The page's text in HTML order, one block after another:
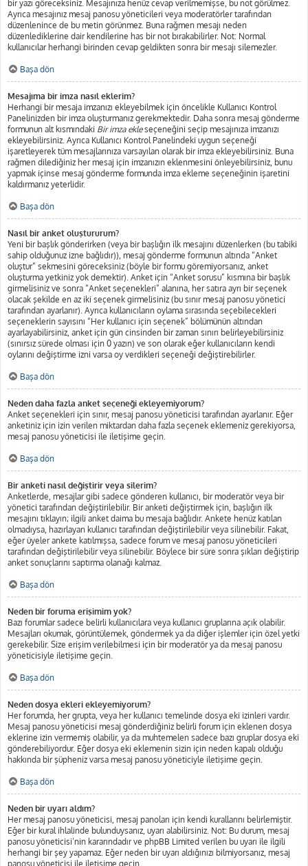
bir yazı göreceksiniz. Mesajınıza henüz cevap verilmemişse, bu not görülmez.
Ayrıca mesajınız mesaj panosu yöneticileri veya moderatörler tarafından
düzenlenince de bu metin görünmez. Buna rağmen mesajı neden
düzenlediklerine dair kendilerine has bir not bırakabilirler. Not: Normal
kullanıcılar herhangi birinden cevap geldikten sonra bir mesajı silemezler.
Başa dön
Mesajıma bir imza nasıl eklerim?
Herhangi bir mesaja imzanızı ekleyebilmek için öncelikle Kullanıcı Kontrol
Panelinizden bir imza oluşturmanız gerekmektedir. Daha sonra mesaj gönderme
formunun alt kısmındaki Bir imza ekleseçeneğini seçip mesajınıza imzanızı
ekleyebilirsiniz. Ayrıca Kullanıcı Kontrol Panelindeki uygun seçeneği
işaretleyerek tüm mesajlarınıza varsayılan olarak bir imza ekleyebilirsiniz. Buna
rağmen dilediğiniz her mesaj için imzanızın eklenmesini önleyebilirsiniz, bunu
yapmak içinse mesaj gönderme formunda imza ekleme seçeneğinin işaretini
kaldırmanız yeterlidir.
Başa dön
Nasıl bir anket oluştururum?
Yeni bir başlık gönderirken (veya bir başlığın ilk mesajını düzenlerken (bu tabiki
sahip olduğunuz izne bağlıdır)), mesaj gönderme formunun altında “Anket
oluştur” sekmesini göreceksiniz (böyle bir formu göremiyorsanız, anket
oluşturma yetkiniz yok demektir). Anket için “Anket sorusu” kısmına bir başlık
girmelisiniz ve sonra “Anket seçenekleri” alanına, her satıra ayrı bir seçenek
olacak şekilde en az iki seçenek girmelisiniz (bu sınır mesaj panosu yönetici
tarafından ayarlanır). Ayrıca kullanıcıların oylama sırasında seçebilecekleri
seçeneklerin sayısını “Her kullanıcı için seçenek” bölümünün altından
ayarlayabilirsiniz, anket için gün cinsinden bir zaman sınırı belirleyebilirsiniz
(sınırsız sürede olması için 0 yazın) ve son olarak eğer kullanıcıların kendi
oylarını değiştirme izni varsa oy verdikleri seçeneği değiştirebilirler.
Başa dön
Neden daha fazla anket seçeneği ekleyemiyorum?
Anket seçenekleri için sınır, mesaj panosu yöneticisi tarafından ayarlanır. Eğer
anketiniz için izin verilen miktardan daha fazla seçenek eklemeniz gerekiyorsa,
mesaj panosu yöneticisi ile iletişime geçin.
Başa dön
Bir anketi nasıl değiştirir veya silerim?
Anketlerde, mesajlar gibi sadece gönderen kullanıcı, bir moderatör veya bir
yönetici tarafından değiştirilebilir. Bir anketi değiştirmek için, başlığın ilk
mesajını tıklayın; ilgili anket daima bu mesaja bağlıdır. Ankete henüz katılan
olmadıysa, hazırlayan kullanıcı tarafından değiştirilebilir veya silinebilir. Fakat,
eğer üyeler ankete katılmışsa, sadece forum ve mesaj panosu yöneticileri
tarafından değiştirilebilir veya silinebilir. Böylece bir süre sonra şıkları değiştirip
anket sonuçlarını saptırma olanağı kalmaz.
Başa dön
Neden bir foruma erişimim yok?
Bazı forumlar sadece belirli kullanıcılara veya kullanıcı gruplarına açık olabilir.
Mesajları okumak, görüntülemek, göndermek ya da diğer işlemler için özel yetki
gerekebilir. Size erişim verilebilmesi için bir moderatör ya da mesaj panosu
yöneticisiyle iletişime geçin.
Başa dön
Neden dosya ekleri ekleyemiyorum?
Her forumda, her grupta, veya her kullanıcı temelinde dosya eki izinleri vardır.
Mesaj panosu yöneticisi mesaj gönderdiğiniz belirli forum için eklenen dosya
eklerine izin vermemiş olabilir, ya da muhtemelen sadece bazı gruplar dosya eki
gönderebiliyordur. Eğer dosya eki eklemenin sizin için neden kapalı olduğu
hakkında bir şüpheniz varsa mesaj panosu yöneticiyle iletişime geçin.
Başa dön
Neden bir uyarı aldım?
Her mesaj panosu yöneticisi, mesaj panoları için kendi kurallarını belirlemiştir.
Eğer bir kural ihlalinde bulunduysanız, uyarı alabilirsiniz. Not: Bu durum, mesaj
panosu yöneticisi’nin kararındadır ve phpBB Limited verilen bu uyarı ile ilgili
herhangi bir şey yapamaz. Eğer neden bir uyarı aldığınızı bilmiyorsanız, mesaj
panosu yöneticisi ile iletişime geçin.